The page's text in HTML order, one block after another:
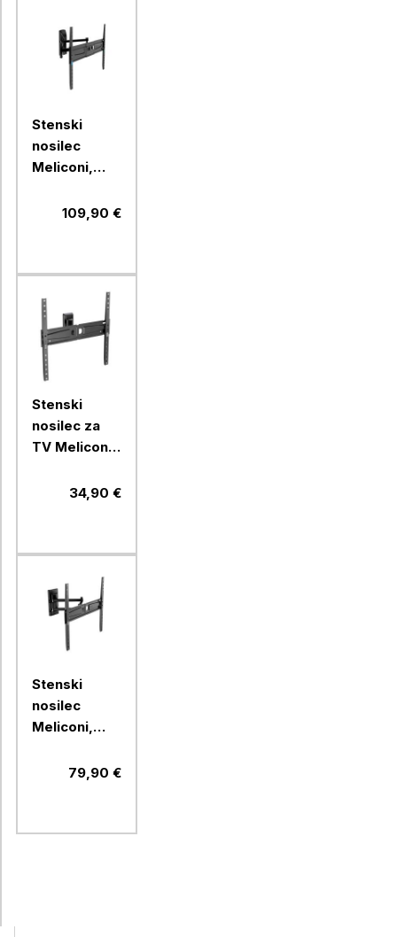
Stenski
nosilec
Meliconi,
FDRP600,
109,90 €
Stenski
nosilec za
TV Meliconi,
FTR400 CG
34,90 €
Stenski
nosilec
Meliconi,
FDR400,79,90 €